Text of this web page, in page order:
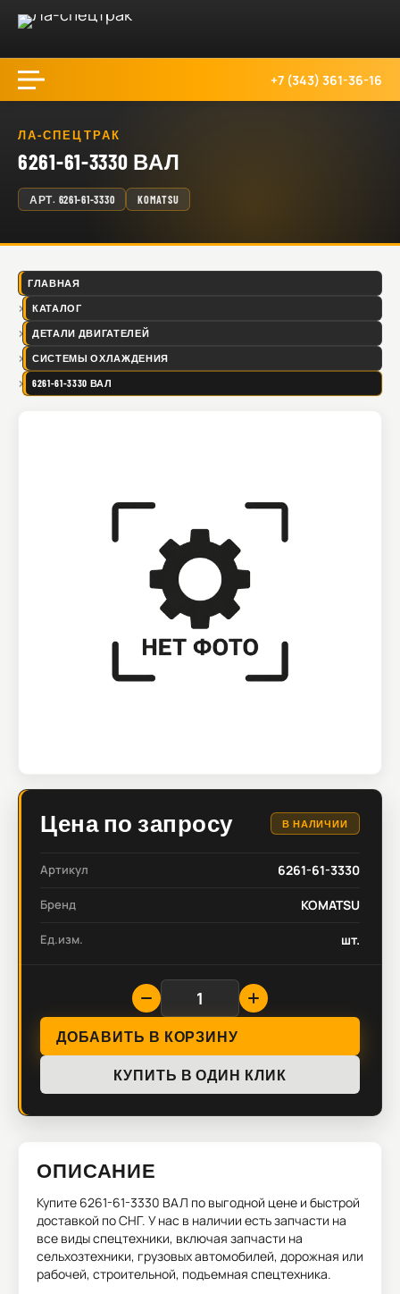
+7 (343) 361-36-16
ЛА-СПЕЦТРАК
6261-61-3330 ВАЛ
АРТ. 6261-61-3330 KOMATSU
ГЛАВНАЯ
КАТАЛОГ
ДЕТАЛИ ДВИГАТЕЛЕЙ
СИСТЕМЫ ОХЛАЖДЕНИЯ
6261-61-3330 ВАЛ
Цена по запросу В НАЛИЧИИ
Артикул 6261-61-3330
Бренд KOMATSU
Ед.изм. шт.
ДОБАВИТЬ В КОРЗИНУ
КУПИТЬ В ОДИН КЛИК
ОПИСАНИЕ
Купите 6261-61-3330 ВАЛ по выгодной цене и быстрой
доставкой по СНГ. У нас в наличии есть запчасти на
все виды спецтехники, включая запчасти на
сельхозтехники, грузовых автомобилей, дорожная или
рабочей, строительной, подъемная спецтехника.